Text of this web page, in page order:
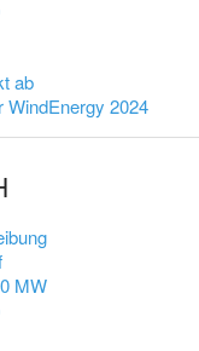
ab
WindEnergy 2024
MW